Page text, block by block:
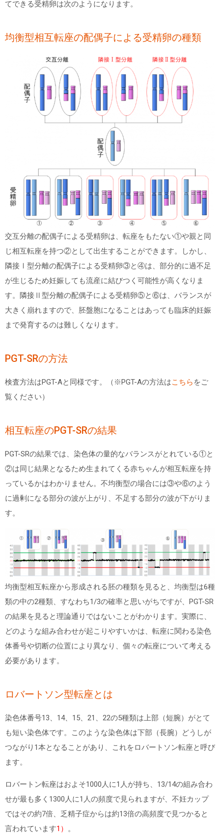
てできる受精卵は次のようになります。
均衡型相互転座の配偶子による受精卵の種類
交互分離の配偶子による受精卵は、転座をもたない①や親と同
じ相互転座を持つ②として出生することができます。しかし、
隣接Ⅰ型分離の配偶子による受精卵③と④は、部分的に過不足
が生じるため妊娠しても流産に結びつく可能性が高くなりま
す。隣接Ⅱ型分離の配偶子による受精卵⑤と⑥は、バランスが
大きく崩れますので、胚盤胞になることはあっても臨床的妊娠
まで発育するのは難しくなります。
PGT-SRの方法
検査方法はPGT-Aと同様です。（※PGT-Aの方法はこちら をご
覧ください）
相互転座のPGT-SRの結果
PGT-SRの結果では、染色体の量的なバランスがとれている①と
②は同じ結果となるため生まれてくる赤ちゃんが相互転座を持
っているかはわかりません。不均衡型の場合には③や⑥のよう
に過剰になる部分の波が上がり、不足する部分の波が下がりま
す。
均衡型相互転座から形成される胚の種類を見ると、均衡型は6種
類の中の2種類、すなわち1/3の確率と思いがちですが、 PGT-SR
の結果を見ると理論通りではないことがわかります。実際に、
どのような組み合わせが起こりやすいかは、転座に関わる染色
体番号や切断の位置により異なり、個々の転座について考える
必要があります。
ロバートソン型転座とは
染色体番号13、 14、 15、 21 、 22の5種類は上部（短腕）がとて
も短い染色体です。このような染色体は下部（長腕）どうしが
つながり 1本となることがあり、これをロバートソン転座と呼び
ます。
ロバートン転座はおよそ1000人に1 人が持ち、 13/14の組み合わ
せが最も多く 1300人に1 人の頻度で見られますが、不妊カップ
ではその約7倍、乏精子症からは約13倍の高頻度で見つかると
言われています1） 。